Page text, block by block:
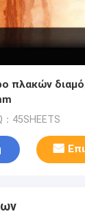
πλακών
：45SHEETS